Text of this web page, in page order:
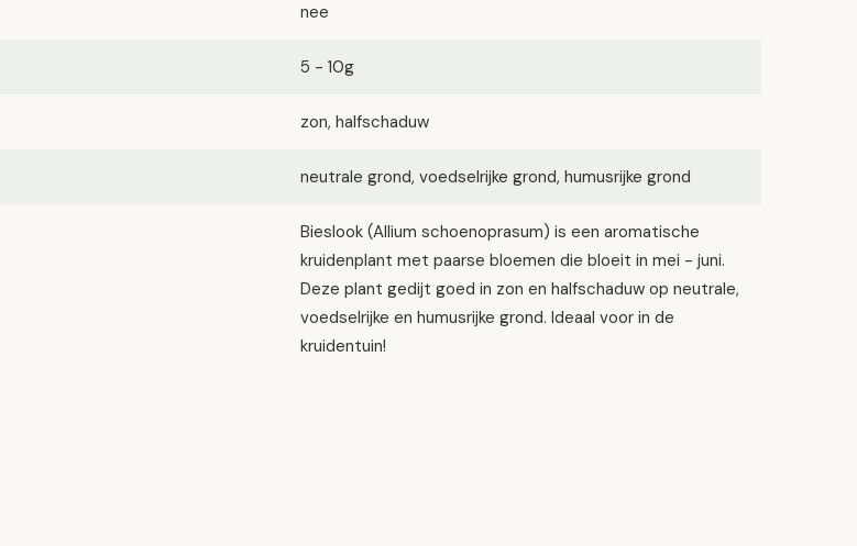
nee
5 - 10g
zon, halfschaduw
neutrale grond, voedselrijke grond, humusrijke grond
Bieslook (Allium schoenoprasum) is een aromatische
kruidenplant met paarse bloemen die bloeit in mei - juni.
Deze plant gedijt goed in zon en halfschaduw op neutrale,
voedselrijke en humusrijke grond. Ideaal voor in de
kruidentuin!